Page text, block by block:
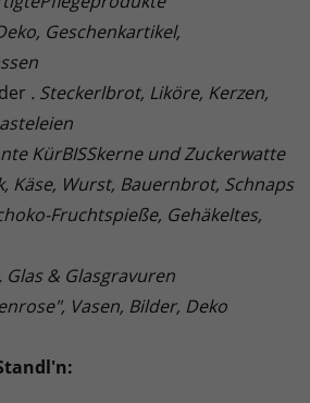
Geschenkartikel,
. Steckerlbrot, Liköre, Kerzen,
KürBISSkerne und Zuckerwatte
Käse, Wurst, Bauernbrot, Schnaps
Fruchtspieße, Gehäkeltes,
. Glas & Glasgravuren
Vasen, Bilder, Deko